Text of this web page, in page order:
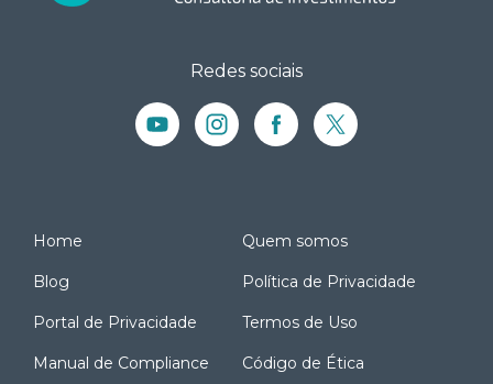
Redes sociais
Home Quem somos
Blog Política de Privacidade
Portal de Privacidade Termos de Uso
Manual de Compliance Código de Ética